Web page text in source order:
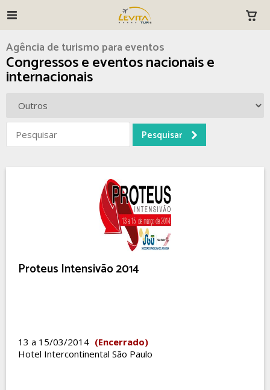
Agência de turismo para eventos
Congressos e eventos nacionais e
internacionais
Proteus Intensivão 2014
13 a 15/03/2014 (Encerrado)
Hotel Intercontinental São Paulo